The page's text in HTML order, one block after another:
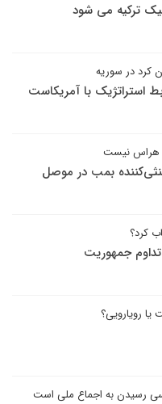
ترکیه می شود
کرد در سوریه
استراتژیک با آمریکاست
هراس نیست
بمب در موصل
کرد؟
جمهوریت
یا رویارویی؟
رسیدن به اجماع ملی است